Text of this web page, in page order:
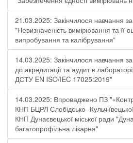
21.03.2025: Закінчилося навчання
"Невизначеність вимірювання та її
випробування та калібрування"
14.03.2025: Закінчилося навчання
до акредитації та аудит в
ДСТУ EN ISO/IEC 17025:2019"
14.03.2025: Впроваджено ПЗ
КНП БЦРЛ Слобідсько -
КНП Дунаєвецької міської ради
багатопрофільна лікарня"